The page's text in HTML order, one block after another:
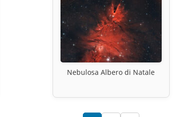
Nebulosa Albero di Natale